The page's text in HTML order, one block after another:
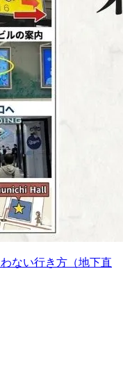
ない行き方（地下直